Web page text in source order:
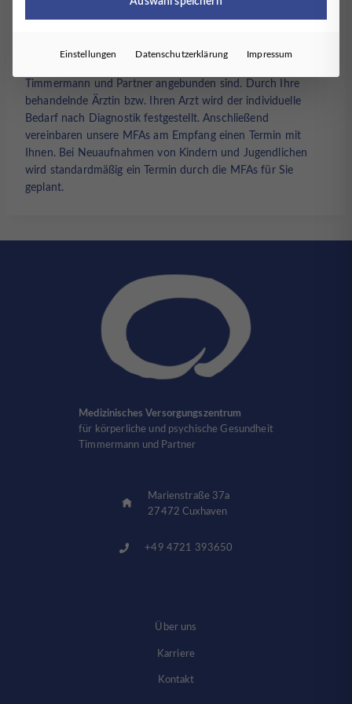
Wie erhalte ich einen Termin?
Das Angebot zur Diagnostik richtet sich ausschließlich an
Timmermann und Partner angebunden sind. Durch Ihre
behandelnde Ärztin bzw. Ihren Arzt wird der individuelle
Bedarf nach Diagnostik festgestellt. Anschließend
vereinbaren unsere MFAs am Empfang einen Termin mit
Ihnen. Bei Neuaufnahmen von Kindern und Jugendlichen
wird standardmäßig ein Termin durch die MFAs für Sie
geplant.
Medizinisches Versorgungszentrum
für körperliche und psychische Gesundheit
Timmermann und Partner
Marienstraße 37a
27472 Cuxhaven
+49 4721 393650
Über uns
Karriere
Kontakt
Einstellungen Datenschutzerklärung Impressum